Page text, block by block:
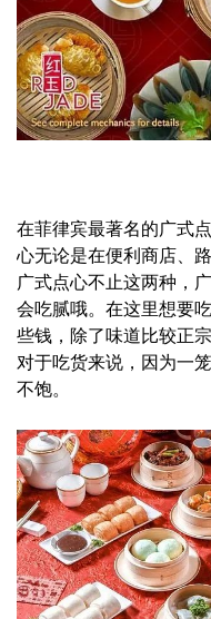
在菲律宾最著名的广式
心无论是在便利商店、
广式点心不止这两种，
会吃腻哦。在这里想要
些钱，除了味道比较正
对于吃货来说，因为一
不饱。